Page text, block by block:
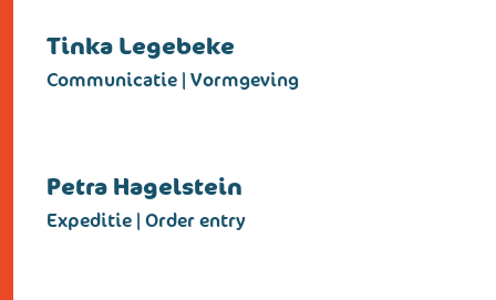
Tinka Legebeke
Communicatie | Vormgeving
Petra Hagelstein
Expeditie | Order entry